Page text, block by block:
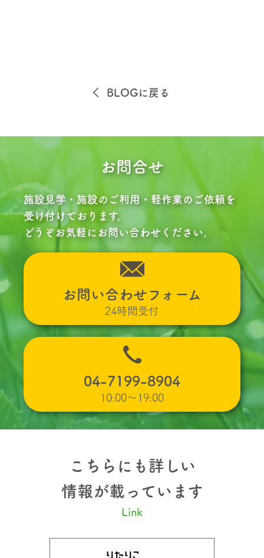
BLOGに戻る
お問合せ
施設見学・施設のご利用・軽作業のご依頼を
受け付けております。
どうぞお気軽にお問い合わせください。
お問い合わせフォーム
24時間受付
04-7199-8904
10:00〜19:00
こちらにも詳しい
情報が載っています
Link